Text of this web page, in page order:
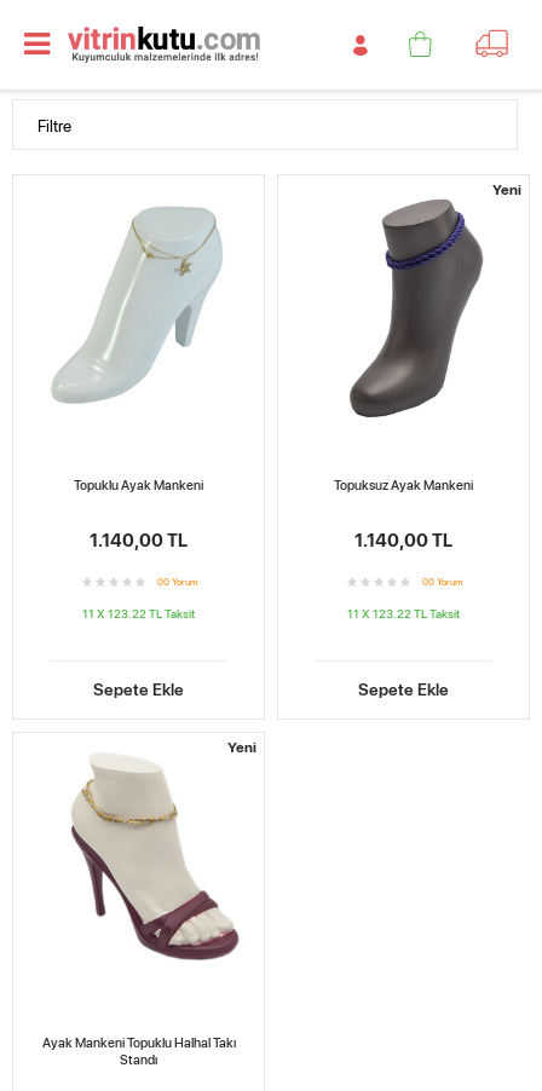
Filtre
Topuklu Ayak Mankeni
1.140,00 TL
00 Yorum
11 X 123.22 TL Taksit
Sepete Ekle
Yeni
Topuksuz Ayak Mankeni
1.140,00 TL
00 Yorum
11 X 123.22 TL Taksit
Sepete Ekle
Yeni
Ayak Mankeni Topuklu Halhal Takı
Standı